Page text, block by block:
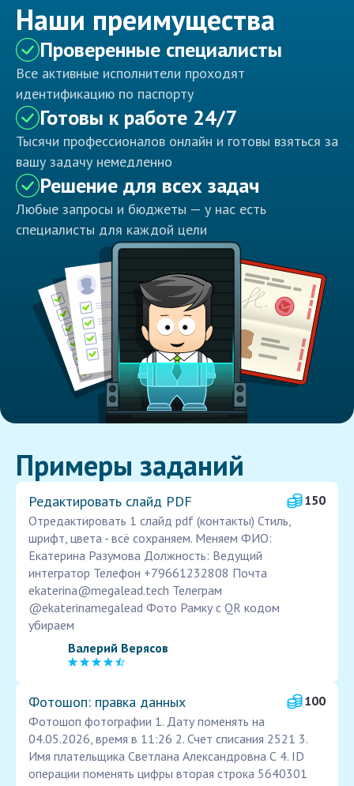
Наши преимущества
Проверенные специалисты
Все активные исполнители проходят
идентификацию по паспорту
Готовы к работе 24/7
Тысячи профессионалов онлайн и готовы взяться за
вашу задачу немедленно
Решение для всех задач
Любые запросы и бюджеты — у нас есть
специалисты для каждой цели
Примеры заданий
Редактировать слайд PDF
150
Отредактировать 1 слайд pdf (контакты) Стиль,
шрифт, цвета - всё сохраняем. Меняем ФИО:
Екатерина Разумова Должность: Ведущий
интегратор Телефон +79661232808 Почта
ekaterina@megalead.tech Телеграм
@ekaterinamegalead Фото Рамку с QR кодом
убираем
Валерий Верясов
Фотошоп: правка данных
100
Фотошоп фотографии 1. Дату поменять на
04.05.2026, время в 11:26 2. Счет списания 2521 3.
Имя плательщика Светлана Александровна С 4. ID
операции поменять цифры вторая строка 5640301